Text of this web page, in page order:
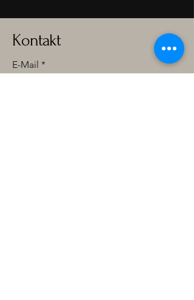
Kontakt
E-Mail *